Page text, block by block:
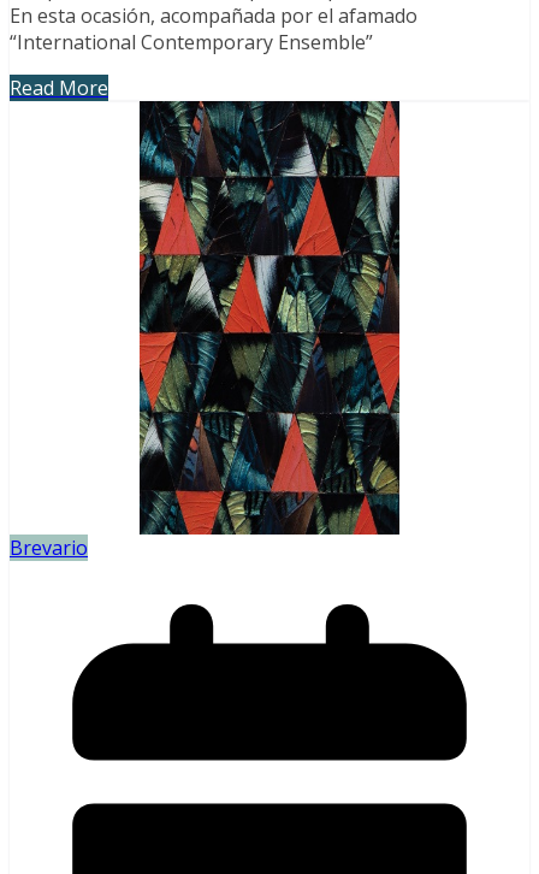
En esta ocasión, acompañada por el afamado
“International Contemporary Ensemble”
Read More
Brevario